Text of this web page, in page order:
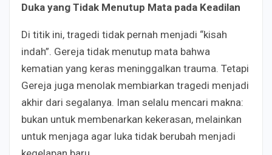
Duka yang Tidak Menutup Mata pada Keadilan
Di titik ini, tragedi tidak pernah menjadi “kisah
indah”. Gereja tidak menutup mata bahwa
kematian yang keras meninggalkan trauma. Tetapi
Gereja juga menolak membiarkan tragedi menjadi
akhir dari segalanya. Iman selalu mencari makna:
bukan untuk membenarkan kekerasan, melainkan
untuk menjaga agar luka tidak berubah menjadi